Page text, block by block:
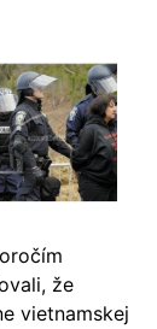
že
vietnamskej